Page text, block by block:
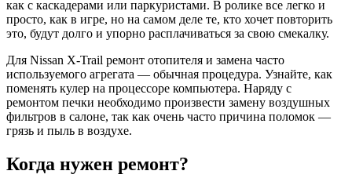
как с каскадерами или паркуристами. В ролике все легко и
просто, как в игре, но на самом деле те, кто хочет повторить
это, будут долго и упорно расплачиваться за свою смекалку.
Для Nissan X-Trail ремонт отопителя и замена часто
используемого агрегата — обычная процедура. Узнайте, как
поменять кулер на процессоре компьютера. Наряду с
ремонтом печки необходимо произвести замену воздушных
фильтров в салоне, так как очень часто причина поломок —
грязь и пыль в воздухе.
Когда нужен ремонт?